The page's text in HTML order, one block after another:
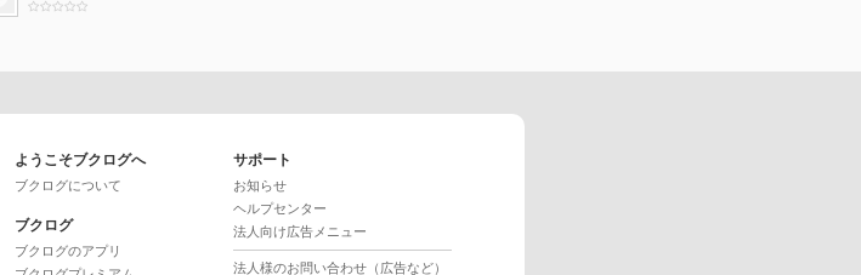
ようこそブクログへ
ブクログについて
ブクログ
ブクログのアプリ
サポート
お知らせ
ヘルプセンター
法人向け広告メニュー
法人様のお問い合わせ（広告など）